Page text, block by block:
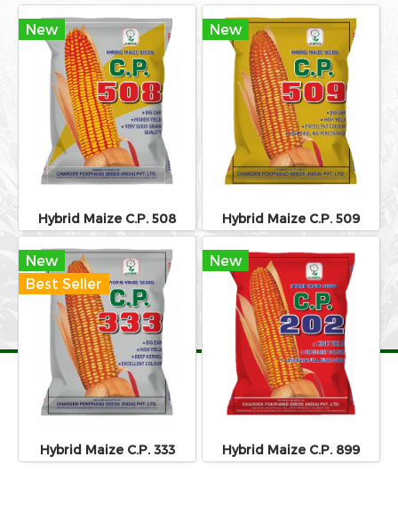
New
Hybrid Maize C.P. 508
New
Hybrid Maize C.P. 509
New
Best Seller
Hybrid Maize C.P. 333
New
Hybrid Maize C.P. 899